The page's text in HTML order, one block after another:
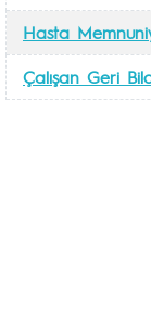
Hasta
Çalışan Geri